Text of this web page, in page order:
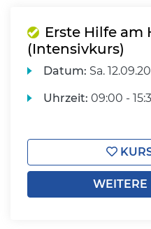
Erste Hilfe am
(Intensivkurs)
Datum: Sa.
Uhrzeit: 09:00 -
WEITERE